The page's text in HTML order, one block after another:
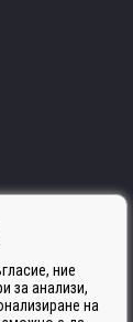
ние
за анализи,
на